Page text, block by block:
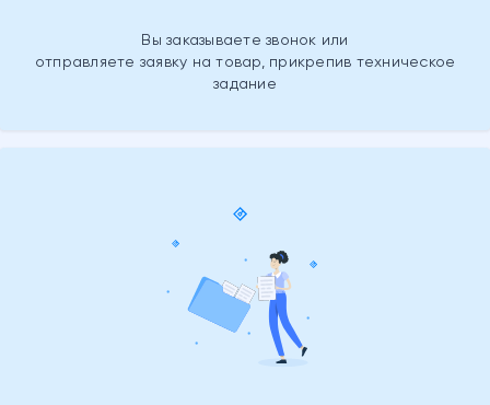
Вы заказываете звонок или
отправляете заявку на товар, прикрепив техническое
задание